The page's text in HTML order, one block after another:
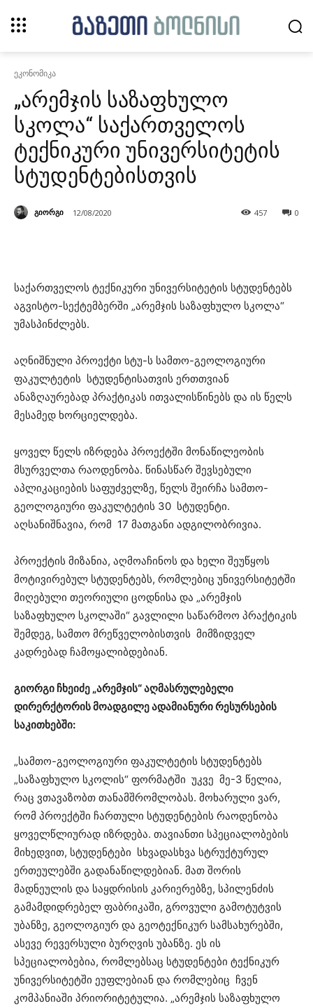
ეკონომიკა
„არემჯის საზაფხულო
სკოლა“ საქართველოს
ტექნიკური უნივერსიტეტის
სტუდენტებისთვის
გიორგი 12/08/2020 0
457
საქართველოს ტექნიკური უნივერსიტეტის სტუდენტებს
აგვისტო-სექტემბერში „არემჯის საზაფხულო სკოლა“
უმასპინძლებს.
აღნიშნული პროექტი სტუ-ს სამთო-გეოლოგიური
ფაკულტეტის სტუდენტისათვის ერთთვიან
ანაზღაურებად პრაქტიკას ითვალისწინებს და ის წელს
მესამედ ხორციელდება.
ყოველ წელს იზრდება პროექტში მონაწილეობის
მსურველთა რაოდენობა. წინასწარ შევსებული
აპლიკაციების საფუძველზე, წელს შეირჩა სამთო-
გეოლოგიური ფაკულტეტის 30 სტუდენტი.
აღსანიშნავია, რომ 17 მათგანი ადგილობრივია.
პროექტის მიზანია, აღმოაჩინოს და ხელი შეუწყოს
მოტივირებულ სტუდენტებს, რომლებიც უნივერსიტეტში
მიღებული თეორიული ცოდნისა და „არემჯის
საზაფხულო სკოლაში“ გავლილი საწარმოო პრაქტიკის
შემდეგ, სამთო მრეწველობისთვის მიმზიდველ
კადრებად ჩამოყალიბდებიან.
გიორგი ჩხეიძე „არემჯის“ აღმასრულებელი
დირერქტორის მოადგილე ადამიანური რესურსების
საკითხებში:
„სამთო-გეოლოგიური ფაკულტეტის სტუდენტებს
„საზაფხულო სკოლის“ ფორმატში უკვე მე-3 წელია,
რაც ვთავაზობთ თანამშრომლობას. მოხარული ვარ,
რომ პროექტში ჩართული სტუდენტების რაოდენობა
ყოველწლიურად იზრდება. თავიანთი სპეციალობების
მიხედვით, სტუდენტები სხვადასხვა სტრუქტურულ
ერთეულებში გადანაწილდებიან. მათ შორის
მადნეულის და საყდრისის კარიერებზე, სპილენძის
გამამდიდრებელ ფაბრიკაში, გროვული გამოტუტვის
უბანზე, გეოლოგიურ და გეოტექნიკურ სამსახურებში,
ასევე რევერსული ბურღვის უბანზე. ეს ის
სპეციალობებია, რომლებსაც სტუდენტები ტექნიკურ
უნივერსიტეტში ეუფლებიან და რომლებიც ჩვენ
კომპანიაში პრიორიტეტულია. „არემჯის საზაფხულო